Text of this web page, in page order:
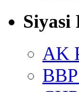
Siyasi
AK